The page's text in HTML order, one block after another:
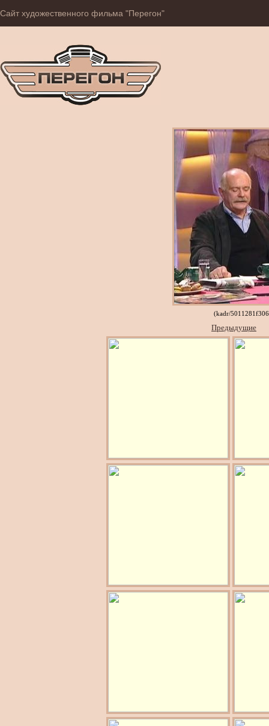
Сайт художественного фильма "Перегон"
(kadr/
Предыдущие